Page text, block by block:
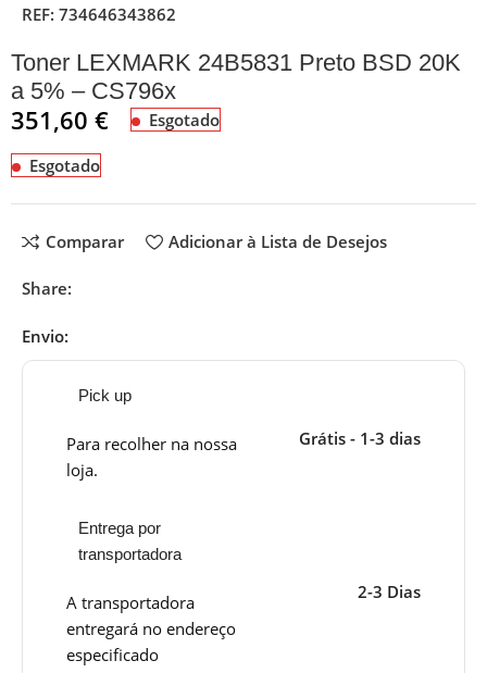
REF:734646343862
Toner LEXMARK 24B5831 Preto BSD 20K
a 5% – CS796x
351,60€ Esgotado
Esgotado
Comparar Adicionar à Lista de Desejos
Share:
Envio:
Pick up
Para recolher na nossa
loja.
Grátis - 1-3 dias
Entrega por
transportadora
A transportadora
entregará no endereço
especificado
2-3 Dias